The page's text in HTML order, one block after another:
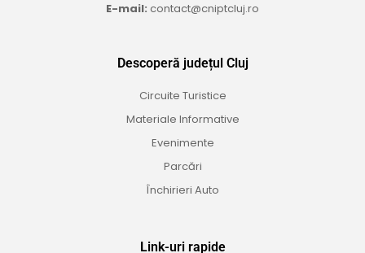
E-mail: contact@cniptcluj.ro
Descoperă județul Cluj
Circuite Turistice
Materiale Informative
Evenimente
Parcări
Închirieri Auto
Link-uri rapide